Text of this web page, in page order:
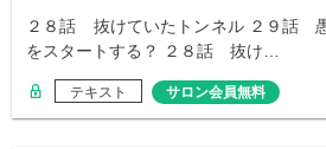
２８話 抜けていたトンネル ２９話
をスタートする？ ２８話 抜け…
テキスト サロン会員無料